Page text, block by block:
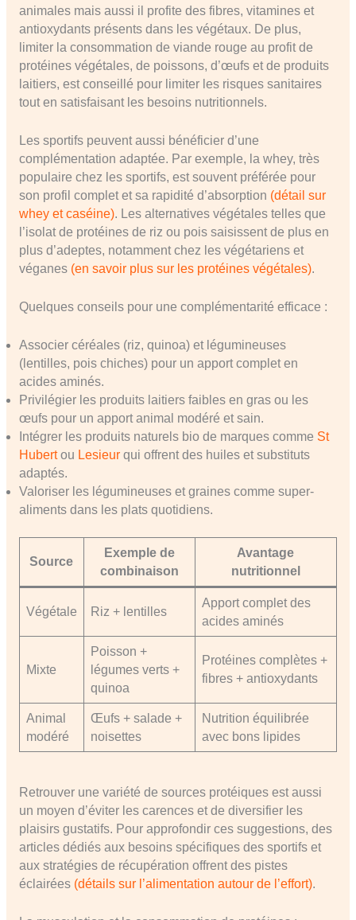
animales mais aussi il profite des fibres, vitamines et
antioxydants présents dans les végétaux. De plus,
limiter la consommation de viande rouge au profit de
protéines végétales, de poissons, d’œufs et de produits
laitiers, est conseillé pour limiter les risques sanitaires
tout en satisfaisant les besoins nutritionnels.
Les sportifs peuvent aussi bénéficier d’une
complémentation adaptée. Par exemple, la whey, très
populaire chez les sportifs, est souvent préférée pour
son profil complet et sa rapidité d’absorption (détail sur
whey et caséine). Les alternatives végétales telles que
l’isolat de protéines de riz ou pois saisissent de plus en
plus d’adeptes, notamment chez les végétariens et
véganes (en savoir plus sur les protéines végétales).
Quelques conseils pour une complémentarité efficace :
Associer céréales (riz, quinoa) et légumineuses
(lentilles, pois chiches) pour un apport complet en
acides aminés.
Privilégier les produits laitiers faibles en gras ou les
œufs pour un apport animal modéré et sain.
Intégrer les produits naturels bio de marques comme St
Hubertou Lesieurqui offrent des huiles et substituts
adaptés.
Valoriser les légumineuses et graines comme super-
aliments dans les plats quotidiens.
Source
Exemple de
combinaison
Avantage
nutritionnel
Végétale Riz + lentilles
Apport complet des
acides aminés
Mixte
Poisson +
légumes verts +
quinoa
Protéines complètes +
fibres + antioxydants
Animal
modéré
Œufs + salade +
noisettes
Nutrition équilibrée
avec bons lipides
Retrouver une variété de sources protéiques est aussi
un moyen d’éviter les carences et de diversifier les
plaisirs gustatifs. Pour approfondir ces suggestions, des
articles dédiés aux besoins spécifiques des sportifs et
aux stratégies de récupération offrent des pistes
éclairées (détails sur l’alimentation autour de l’effort).